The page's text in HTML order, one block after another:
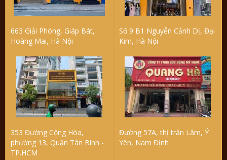
663 Giải Phóng, Giáp Bát,
Hoàng Mai, Hà Nội
Số 9 B1 Nguyễn Cảnh Dị, Đại
Kim, Hà Nội
353 Đường Cộng Hòa,
phường 13, Quận Tân Bình -
TP.HCM
Đường 57A, thị trấn Lâm, Ý
Yên, Nam Định